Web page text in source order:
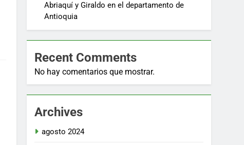
Abriaquí y Giraldo en el departamento de
Antioquia
Recent Comments
No hay comentarios que mostrar.
Archives
agosto 2024